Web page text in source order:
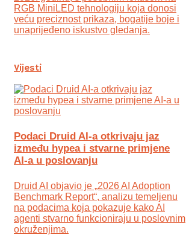
RGB MiniLED tehnologiju koja donosi
veću preciznost prikaza, bogatije boje i
unaprijeđeno iskustvo gledanja.
Vijesti
Podaci Druid AI-a otkrivaju jaz
između hypea i stvarne primjene
AI-a u poslovanju
Druid AI objavio je „2026 AI Adoption
Benchmark Report“, analizu temeljenu
na podacima koja pokazuje kako AI
agenti stvarno funkcioniraju u poslovnim
okruženjima.